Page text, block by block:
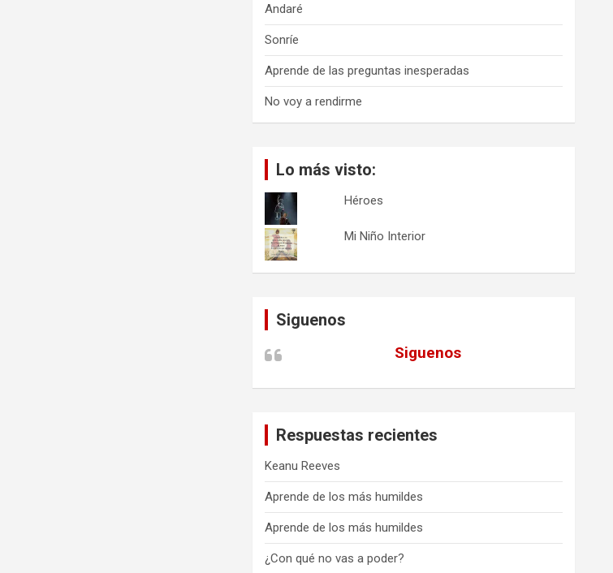
Andaré
Sonríe
Aprende de las preguntas inesperadas
No voy a rendirme
Lo más visto:
Héroes
Mi Niño Interior
Siguenos
Siguenos
Respuestas recientes
Keanu Reeves
Aprende de los más humildes
Aprende de los más humildes
¿Con qué no vas a poder?